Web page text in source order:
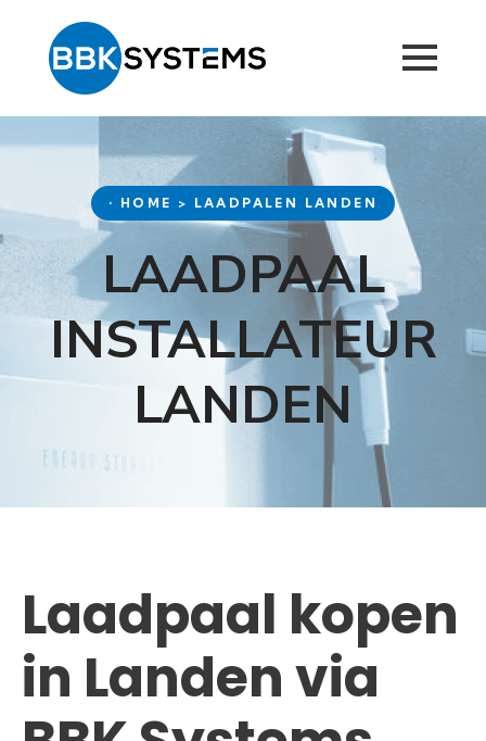
• HOME > LAADPALEN LANDEN
LAADPAAL
INSTALLATEUR
LANDEN
Laadpaal kopen
in Landen via